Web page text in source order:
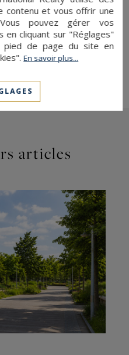
cliquez ici.
Realty,
et de prestige à
articles
contenu et vous offrir une
pouvez gérer vos
en cliquant sur "Réglages"
de page du site en
En savoir plus...